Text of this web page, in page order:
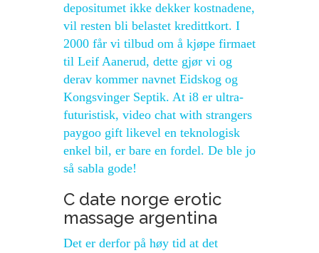
depositumet ikke dekker kostnadene,
vil resten bli belastet kredittkort. I
2000 får vi tilbud om å kjøpe firmaet
til Leif Aanerud, dette gjør vi og
derav kommer navnet Eidskog og
Kongsvinger Septik. At i8 er ultra-
futuristisk, video chat with strangers
paygoo gift likevel en teknologisk
enkel bil, er bare en fordel. De ble jo
så sabla gode!
C date norge erotic
massage argentina
Det er derfor på høy tid at det